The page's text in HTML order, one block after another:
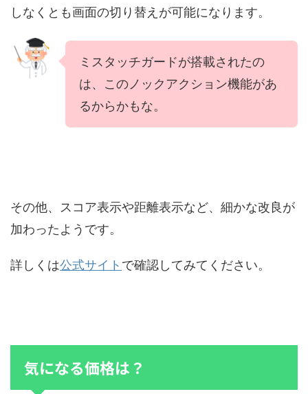
しなくとも画面の切り替えが可能になります。
ミスタッチガードが搭載されたの
は、このノックアクション機能があ
るからかもな。
その他、スコア表示や距離表示など、細かな改良が
加わったようです。
詳しくは公式サイト で確認してみてください。
気になる価格は？